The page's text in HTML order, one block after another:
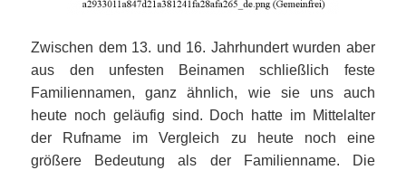
Zwischen dem 13. und 16. Jahrhundert wurden aber
aus den unfesten Beinamen schließlich feste
Familiennamen, ganz ähnlich, wie sie uns auch
heute noch geläufig sind. Doch hatte im Mittelalter
der Rufname im Vergleich zu heute noch eine
größere Bedeutung als der Familienname. Die